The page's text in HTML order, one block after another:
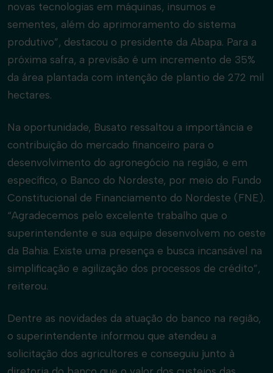
novas tecnologias em máquinas, insumos e
sementes, além do aprimoramento do sistema
produtivo”, destacou o presidente da Abapa. Para a
próxima safra, a previsão é um incremento de 35%
da área plantada com intenção de plantio de 272 mil
hectares.
Na oportunidade, Busato ressaltou a importância e
contribuição do mercado financeiro para o
desenvolvimento do agronegócio na região, e em
específico, o Banco do Nordeste, por meio do Fundo
Constitucional de Financiamento do Nordeste (FNE).
“Agradecemos pelo excelente trabalho que o
superintendente e sua equipe desenvolvem no oeste
da Bahia. Existe uma presença e busca incansável na
simplificação e agilização dos processos de crédito”,
reiterou.
Dentre as novidades da atuação do banco na região,
o superintendente informou que atendeu a
solicitação dos agricultores e conseguiu junto à